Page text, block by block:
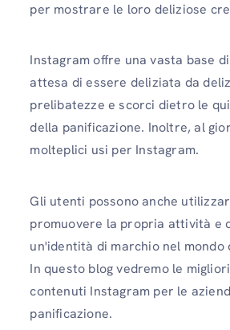
per mostrare le loro deliziose
Instagram offre una vasta base
attesa di essere deliziata da
prelibatezze e scorci dietro le
della panificazione. Inoltre, al
molteplici usi per Instagram.
Gli utenti possono anche
promuovere la propria attività e
un'identità di marchio nel mondo
In questo blog vedremo le
contenuti Instagram per le
panificazione.